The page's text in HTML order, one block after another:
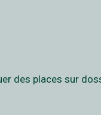
des places sur